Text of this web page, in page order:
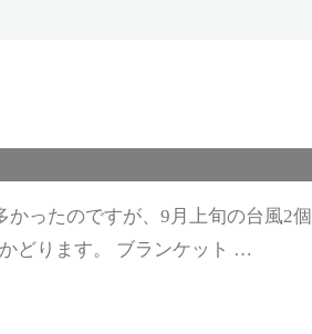
かったのですが、9月上旬の台風2個
どります。 ブランケット …